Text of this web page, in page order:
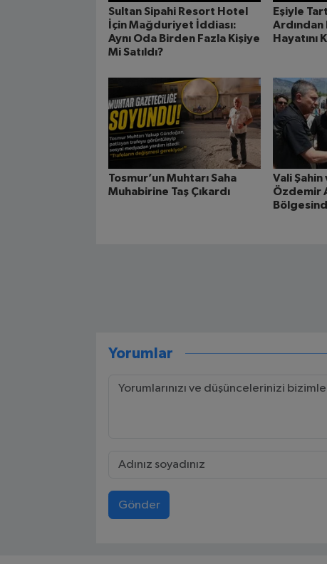
Sultan Sipahi Resort Hotel
İçin Mağduriyet İddiası:
Aynı Oda Birden Fazla Kişiye
Mi Satıldı?
Eşiyle
Ardından
Hayatını
Tosmur’un Muhtarı Saha
Muhabirine Taş Çıkardı
Vali Şahin
Özdemir
Yorumlar
Gönder